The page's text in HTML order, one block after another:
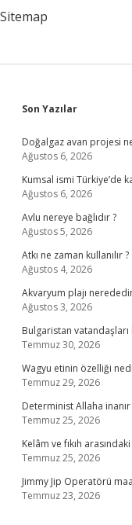
Sitemap
Sidebar
Son Yazılar
Doğalgaz avan projesi
Ağustos 6, 2026
Kumsal ismi Türkiye’de
Ağustos 6, 2026
Avlu nereye bağlıdır ?
Ağustos 5, 2026
Atkı ne zaman kullanılır ?
Ağustos 4, 2026
Akvaryum plajı
Ağustos 3, 2026
Bulgaristan vatandaşları
Temmuz 30, 2026
Wagyu etinin özelliği
Temmuz 29, 2026
Determinist Allaha inanır
Temmuz 25, 2026
Kelâm ve fıkıh
Temmuz 25, 2026
Jimmy Jip Operatörü
Temmuz 23, 2026